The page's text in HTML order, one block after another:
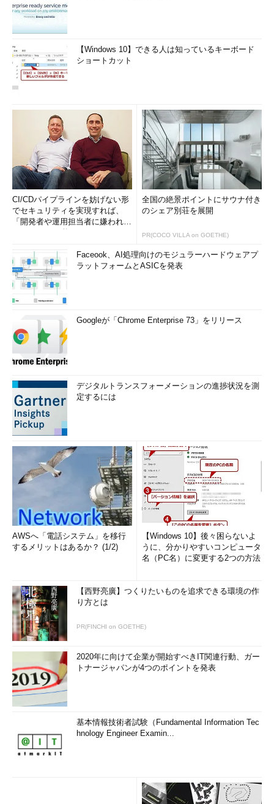
【Windows 10】できる人は知っているキーボード
ショートカット
CI/CDパイプラインを妨げない形
でセキュリティを実現すれば、
「開発者や運用担当者に嫌われな
全国の絶景ポイントにサウナ付き
のシェア別荘を展開
PR(COCO VILLA on GOETHE)
Faceook、AI処理向けのモジュラーハードウェアプ
ラットフォームとASICを発表
Googleが「Chrome Enterprise 73」をリリース
デジタルトランスフォーメーションの進捗状況を測
定するには
AWSへ「電話システム」を移行
するメリットはあるか？ (1/2)
【Windows 10】後々困らないよ
うに、分かりやすいコンピュータ
名（PC名）に変更する2つの方法
【西野亮廣】つくりたいものを追求できる環境の作
り方とは
PR(FINCHI on GOETHE)
2020年に向けて企業が開始すべきIT関連行動、ガー
トナージャパンが4つのポイントを発表
基本情報技術者試験（Fundamental Information Tec
hnology Engineer Examin...